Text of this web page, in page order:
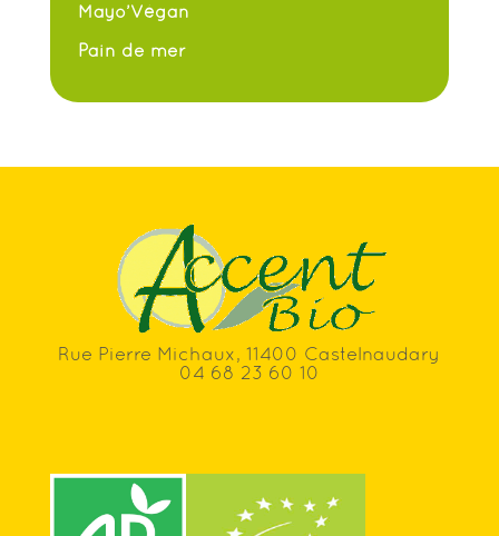
Mayo’Végan
Pain de mer
Rue Pierre Michaux, 11400 Castelnaudary
04 68 23 60 10